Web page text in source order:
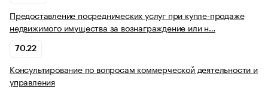
Предоставление посреднических услуг при купле-продаже
недвижимого имущества за вознаграждение или н…
70.22
Консультирование по вопросам коммерческой деятельности и
управления